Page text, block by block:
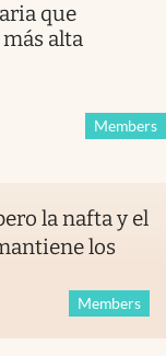
que
más alta
Members
la nafta y el
los
Members